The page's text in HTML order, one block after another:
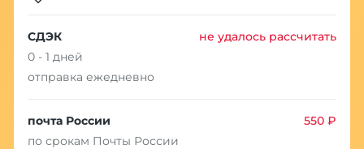
СДЭК
не удалось рассчитать
0 - 1 дней
отправка ежедневно
почта России
550 ₽
по срокам Почты России